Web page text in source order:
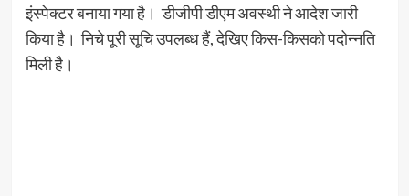
इंस्पेक्टर बनाया गया है। डीजीपी डीएम अवस्थी ने आदेश जारी
किया है। निचे पूरी सूचि उपलब्ध हैं, देखिए किस-किसको पदोन्नति
मिली है।